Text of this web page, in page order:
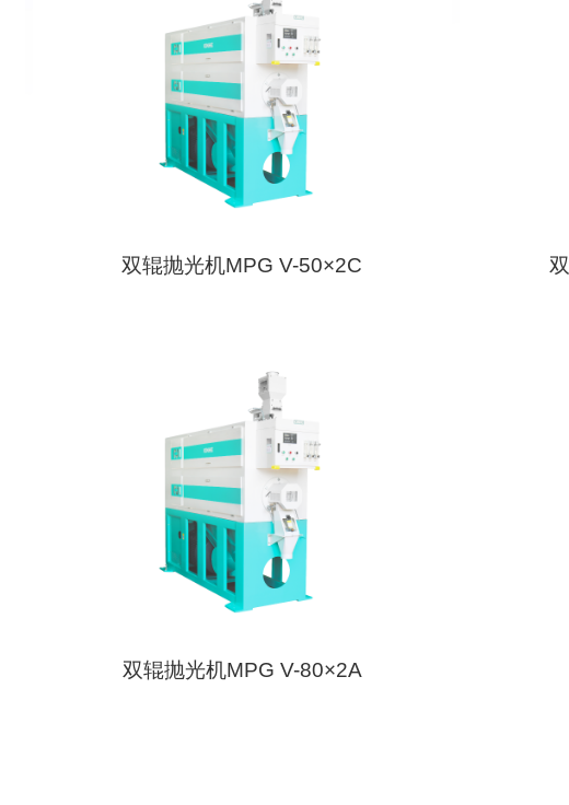
双辊抛光机MPG V-50×2C
双辊抛光机MPG V-80×2A